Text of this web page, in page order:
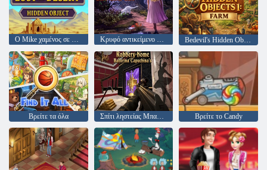
Ο Mike χαμένος σε κρυφό αντικείμενο στην έρημο Κρυφό αντικείμενο Κορίτσι και Γάτα Bedevil's Hidden Objects 1: Farm
Βρείτε τα όλα Σπίτι ληστείας Μπαλαρίνα Καπουτσίνα Βρείτε το Candy